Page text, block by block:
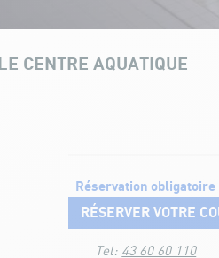
LE CENTRE AQUATIQUE
NOS
Réservation obligatoire
RÉSERVER VOTRE
Tel: 43 60 60 110